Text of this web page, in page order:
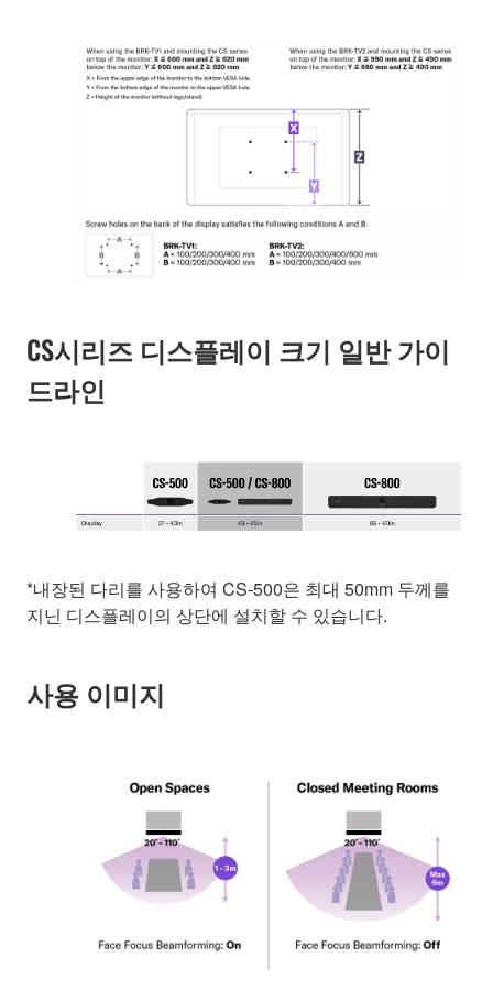
CS시리즈 디스플레이 크기 일반 가이
드라인
*내장된 다리를 사용하여 CS-500은 최대 50mm 두께를
지닌 디스플레이의 상단에 설치할 수 있습니다.
사용 이미지